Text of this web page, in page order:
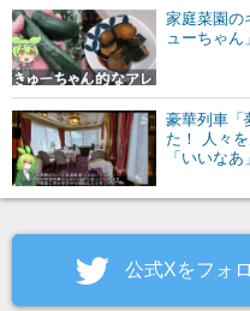
家庭菜園の
ューちゃん
豪華列車「
た！ 人々
「いいな
公式Xをフォ